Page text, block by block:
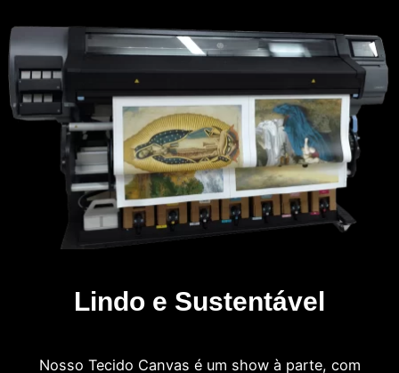
Lindo e Sustentável
Nosso Tecido Canvas é um show à parte, com